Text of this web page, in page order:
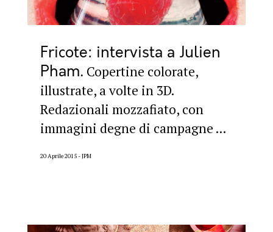
Fricote: intervista a Julien
Pham Copertine colorate,
illustrate, a volte in 3D.
Redazionali mozzafiato, con
immagini degne di campagne ...
20 Aprile 2015 JPM